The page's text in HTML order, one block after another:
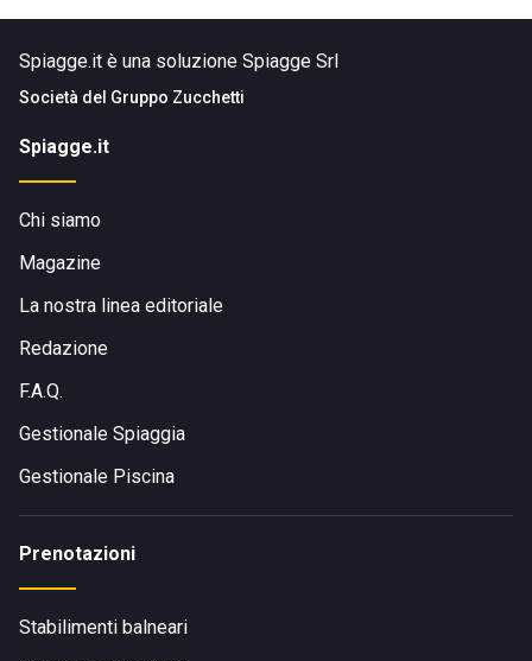
Spiagge.it è una soluzione Spiagge Srl
Società del Gruppo Zucchetti
Spiagge.it
Chi siamo
Magazine
La nostra linea editoriale
Redazione
F.A.Q.
Gestionale Spiaggia
Gestionale Piscina
Prenotazioni
Stabilimenti balneari